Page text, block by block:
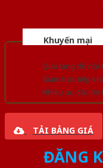
Khuyến mại
Quà tặng đồ nội
Giảm trực tiếp
Nhiều ưu đãi
TẢI BẢNG GIÁ
ĐĂNG